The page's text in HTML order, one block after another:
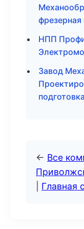
НПП
Завод
← Все
Главная